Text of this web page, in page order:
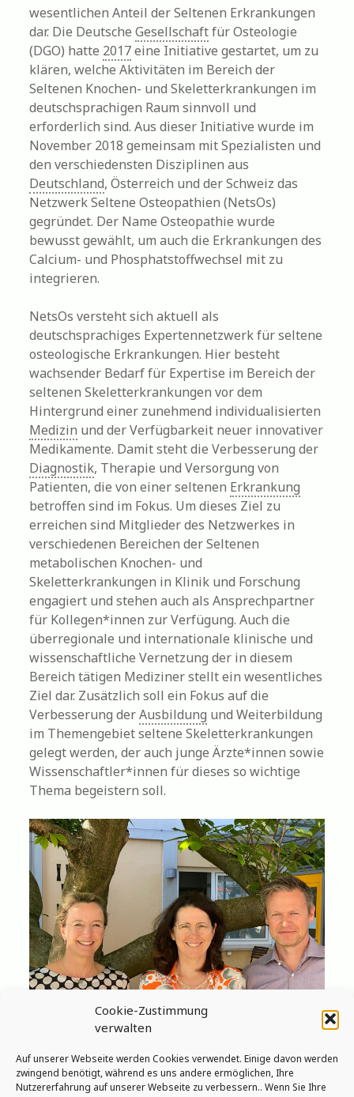
Cookie-Zustimmung
verwalten
Auf unserer Webseite werden Cookies verwendet. Einige davon werden
zwingend benötigt, während es uns andere ermöglichen, Ihre
Nutzererfahrung auf unserer Webseite zu verbessern.. Wenn Sie Ihre
wesentlichen Anteil der Seltenen Erkrankungen
dar. Die DeutscheGesellschaftfür Osteologie
(DGO) hatte 2017eine Initiative gestartet, um zu
klären, welche Aktivitäten im Bereich der
Seltenen Knochen- und Skeletterkrankungen im
deutschsprachigen Raum sinnvoll und
erforderlich sind. Aus dieser Initiative wurde im
November 2018 gemeinsam mit Spezialisten und
den verschiedensten Disziplinen aus
Deutschland, Österreich und der Schweiz das
Netzwerk Seltene Osteopathien (NetsOs)
gegründet. Der Name Osteopathie wurde
bewusst gewählt, um auch die Erkrankungen des
Calcium- und Phosphatstoffwechsel mit zu
integrieren.
NetsOs versteht sich aktuell als
deutschsprachiges Expertennetzwerk für seltene
osteologische Erkrankungen. Hier besteht
wachsender Bedarf für Expertise im Bereich der
seltenen Skeletterkrankungen vor dem
Hintergrund einer zunehmend individualisierten
Medizin und der Verfügbarkeit neuer innovativer
Medikamente. Damit steht die Verbesserung der
Diagnostik, Therapie und Versorgung von
Patienten, die von einer seltenen Erkrankung
betroffen sind im Fokus. Um dieses Ziel zu
erreichen sind Mitglieder des Netzwerkes in
verschiedenen Bereichen der Seltenen
metabolischen Knochen- und
Skeletterkrankungen in Klinik und Forschung
engagiert und stehen auch als Ansprechpartner
für Kollegen*innen zur Verfügung. Auch die
überregionale und internationale klinische und
wissenschaftliche Vernetzung der in diesem
Bereich tätigen Mediziner stellt ein wesentliches
Ziel dar. Zusätzlich soll ein Fokus auf die
Verbesserung derAusbildung und Weiterbildung
im Themengebiet seltene Skeletterkrankungen
gelegt werden, der auch junge Ärzte*innen sowie
Wissenschaftler*innen für dieses so wichtige
Thema begeistern soll.
NetsOs Sprecherin und Stellvertreter
Frau Prof. Corinna Grasemann (links), Frau Prof.